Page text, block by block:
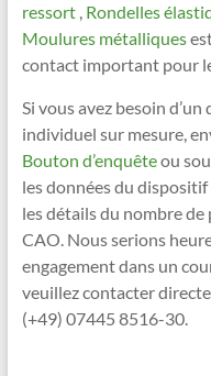
ressort,Rondelles
Moulures métalliques
contact important pour
Si vous avez besoin
individuel sur mesure,
Bouton d’enquêteou
les données du
les détails du nombre de
CAO. Nous serions
engagement dans un
veuillez contacter
(+49) 07445 8516-30.